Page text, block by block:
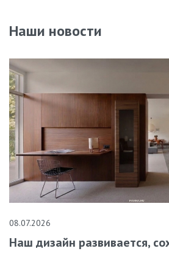
Наши новости
08.07.2026
Наш дизайн развивается,